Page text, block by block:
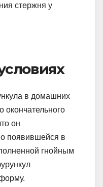
в домашних
окончательного
он
появившейся в
гнойным